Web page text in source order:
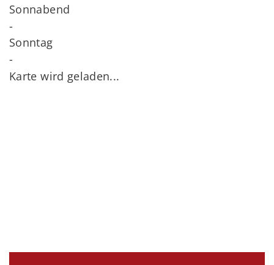
Sonnabend
-
Sonntag
-
Karte wird geladen...